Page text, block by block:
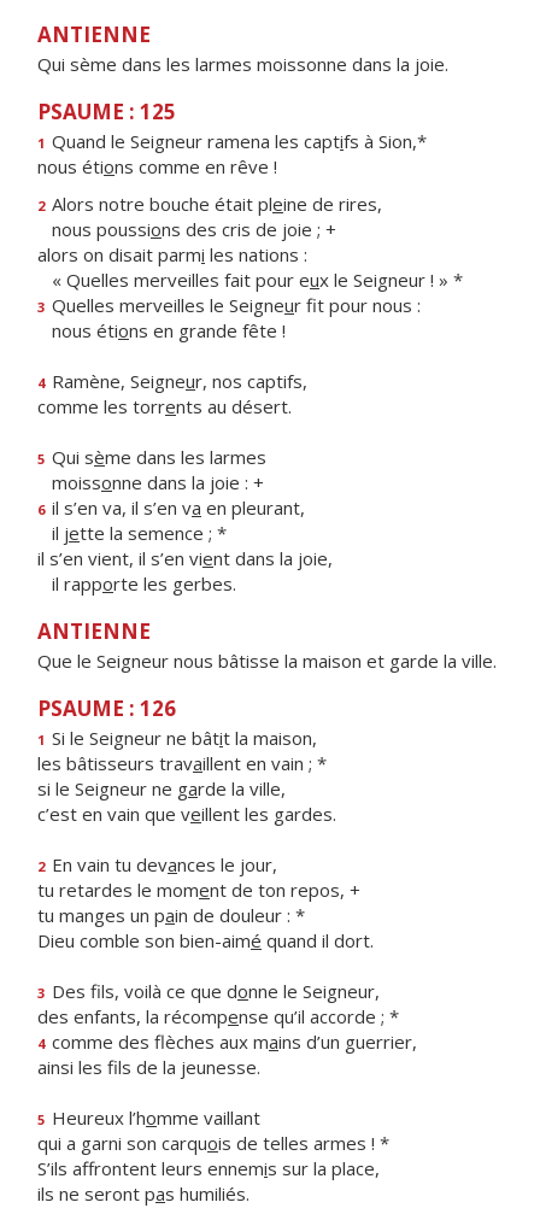
ANTIENNE
Qui sème dans les larmes moissonne dans la joie.
PSAUME : 125
1 Quand le Seigneur ramena les captifs à Sion,*
nous étions comme en rêve !
2 Alors notre bouche était pleine de rires,
nous poussions des cris de joie ; +
alors on disait parmi les nations :
« Quelles merveilles fait pour eux le Seigneur ! » *
3 Quelles merveilles le Seigneur fit pour nous :
nous étions en grande fête !
4 Ramène, Seigneur, nos captifs,
comme les torrents au désert.
5 Qui sème dans les larmes
moissonne dans la joie : +
6 il s’en va, il s’en va en pleurant,
il jette la semence ; *
il s’en vient, il s’en vient dans la joie,
il rapporte les gerbes.
ANTIENNE
Que le Seigneur nous bâtisse la maison et garde la ville.
PSAUME : 126
1 Si le Seigneur ne bâtit la maison,
les bâtisseurs travaillent en vain ; *
si le Seigneur ne garde la ville,
c’est en vain que veillent les gardes.
2 En vain tu devances le jour,
tu retardes le moment de ton repos, +
tu manges un pain de douleur : *
Dieu comble son bien-aimé quand il dort.
3 Des fils, voilà ce que donne le Seigneur,
des enfants, la récompense qu’il accorde ; *
4 comme des flèches aux mains d’un guerrier,
ainsi les fls de la jeunesse.
5 Heureux l’homme vaillant
qui a garni son carquois de telles armes ! *
S’ils affrontent leurs ennemis sur la place,
ils ne seront pas humiliés.